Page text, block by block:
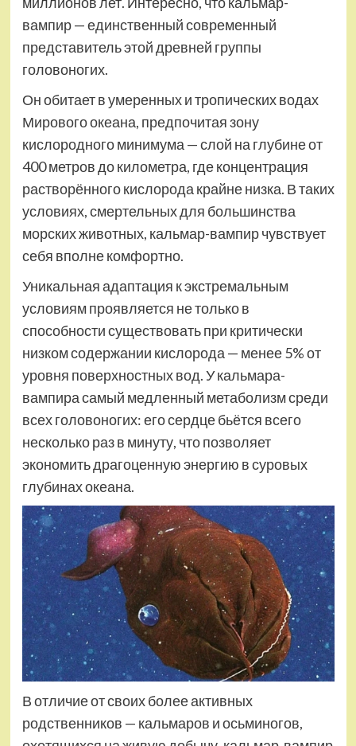
вампир — единственный современный
представитель этой древней группы
головоногих.
Он обитает в умеренных и тропических водах
Мирового океана, предпочитая зону
кислородного минимума — слой на глубине от
400 метров до километра, где концентрация
растворённого кислорода крайне низка. В таких
условиях, смертельных для большинства
морских животных, кальмар-вампир чувствует
себя вполне комфортно.
Уникальная адаптация к экстремальным
условиям проявляется не только в
способности существовать при критически
низком содержании кислорода — менее 5% от
уровня поверхностных вод. У кальмара-
вампира самый медленный метаболизм среди
всех головоногих: его сердце бьётся всего
несколько раз в минуту, что позволяет
экономить драгоценную энергию в суровых
глубинах океана.
В отличие от своих более активных
родственников — кальмаров и осьминогов,